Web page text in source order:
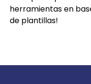
herramientas en
de plantillas!